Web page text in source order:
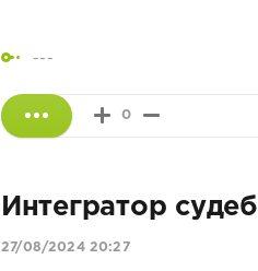
---
0
Интегратор судеб
27/08/2024 20:27